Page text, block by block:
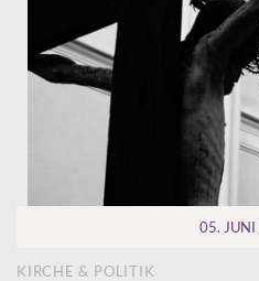
05. JUNI
KIRCHE & POLITIK